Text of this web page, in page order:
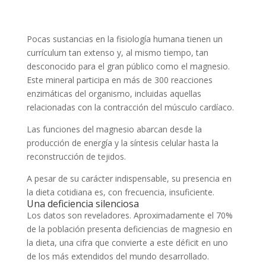
Pocas sustancias en la fisiología humana tienen un
currículum tan extenso y, al mismo tiempo, tan
desconocido para el gran público como el magnesio.
Este mineral participa en más de 300 reacciones
enzimáticas del organismo, incluidas aquellas
relacionadas con la contracción del músculo cardíaco.
Las funciones del magnesio abarcan desde la
producción de energía y la síntesis celular hasta la
reconstrucción de tejidos.
A pesar de su carácter indispensable, su presencia en
la dieta cotidiana es, con frecuencia, insuficiente.
Una deficiencia silenciosa
Los datos son reveladores. Aproximadamente el 70%
de la población presenta deficiencias de magnesio en
la dieta, una cifra que convierte a este déficit en uno
de los más extendidos del mundo desarrollado.